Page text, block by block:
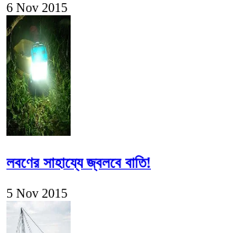
6 Nov 2015
লবণের সাহায্যে জ্বলবে বাতি!
5 Nov 2015